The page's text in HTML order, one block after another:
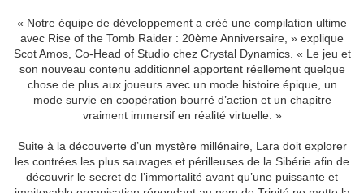
« Notre équipe de développement a créé une compilation ultime
avec Rise of the Tomb Raider : 20ème Anniversaire, » explique
Scot Amos, Co-Head of Studio chez Crystal Dynamics. « Le jeu et
son nouveau contenu additionnel apportent réellement quelque
chose de plus aux joueurs avec un mode histoire épique, un
mode survie en coopération bourré d’action et un chapitre
vraiment immersif en réalité virtuelle. »
Suite à la découverte d’un mystère millénaire, Lara doit explorer
les contrées les plus sauvages et périlleuses de la Sibérie afin de
découvrir le secret de l’immortalité avant qu’une puissante et